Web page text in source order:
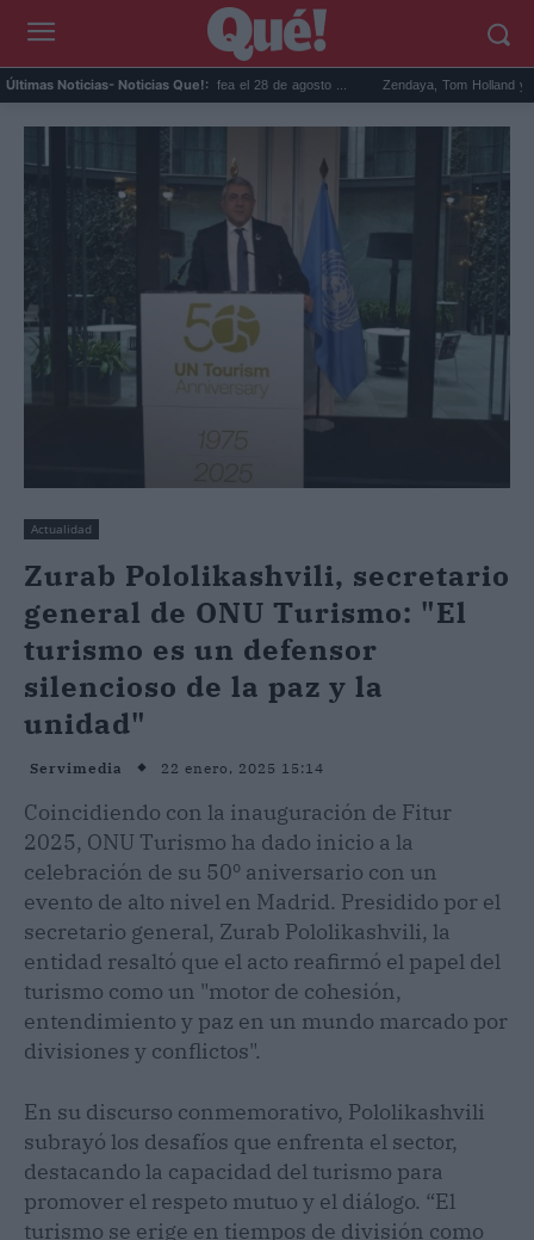
Últimas Noticias- Noticias Que!:
Video revive a Betty la fea el 28 de agosto ... Zendaya, Tom Holland y
Actualidad
Zurab Pololikashvili, secretario
general de ONU Turismo: "El
turismo es un defensor
silencioso de la paz y la
unidad"
Servimedia 22 enero, 2025 15:14
Coincidiendo con la inauguración de Fitur
2025, ONU Turismo ha dado inicio a la
celebración de su 50º aniversario con un
evento de alto nivel en Madrid. Presidido por el
secretario general, Zurab Pololikashvili, la
entidad resaltó que el acto reafirmó el papel del
turismo como un "motor de cohesión,
entendimiento y paz en un mundo marcado por
divisiones y conflictos".
En su discurso conmemorativo, Pololikashvili
subrayó los desafíos que enfrenta el sector,
destacando la capacidad del turismo para
promover el respeto mutuo y el diálogo. “El
turismo se erige en tiempos de división como